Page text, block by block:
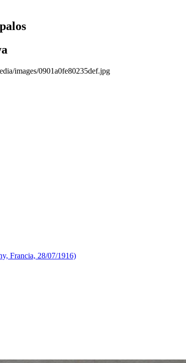
images/0901a0fe80235def.jpg
Francia, 28/07/1916)